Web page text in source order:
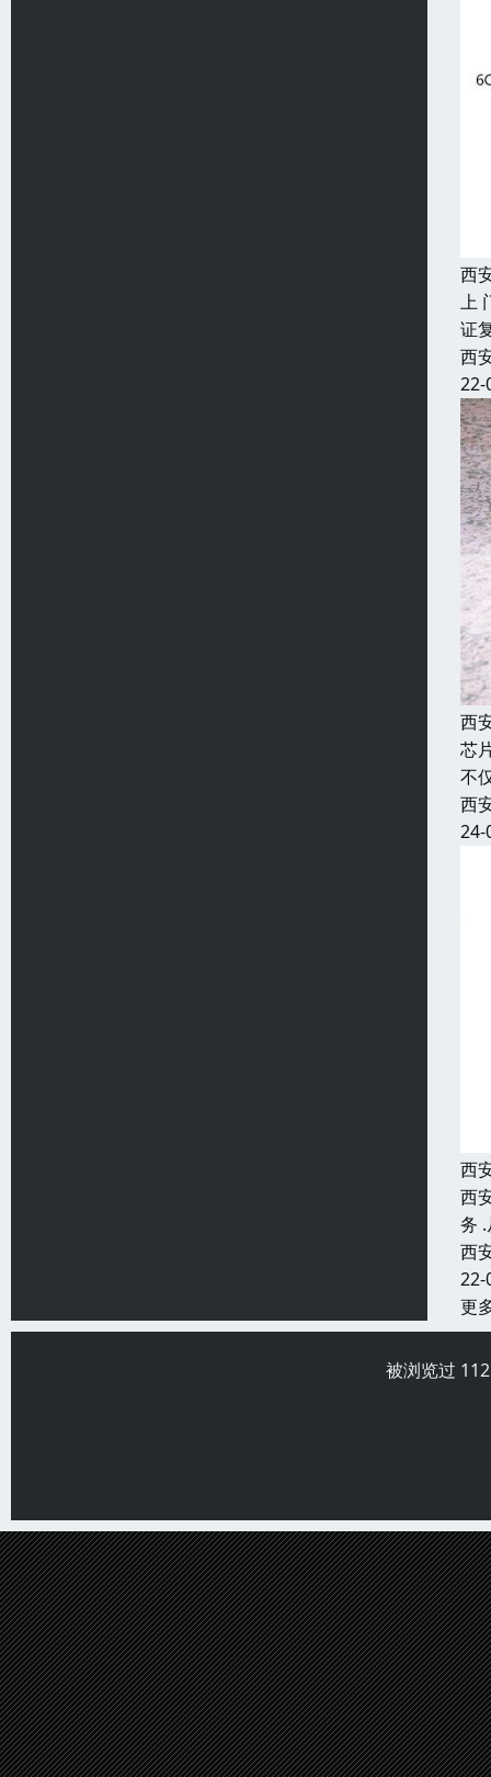
西
上
证
西
22-
西
芯
不
西
24-
西
西
务
西
22-
更
被浏览过